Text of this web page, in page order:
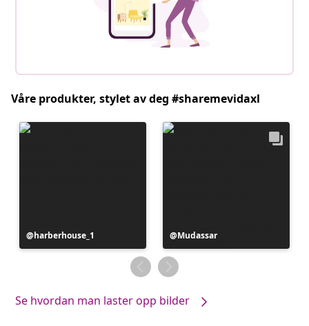
Våre produkter, stylet av deg #sharemevidaxl
Innlegg
publisert
harberhouse_1
Innlegg
publisert
av
Mudassar
Se hvordan man laster opp bilder